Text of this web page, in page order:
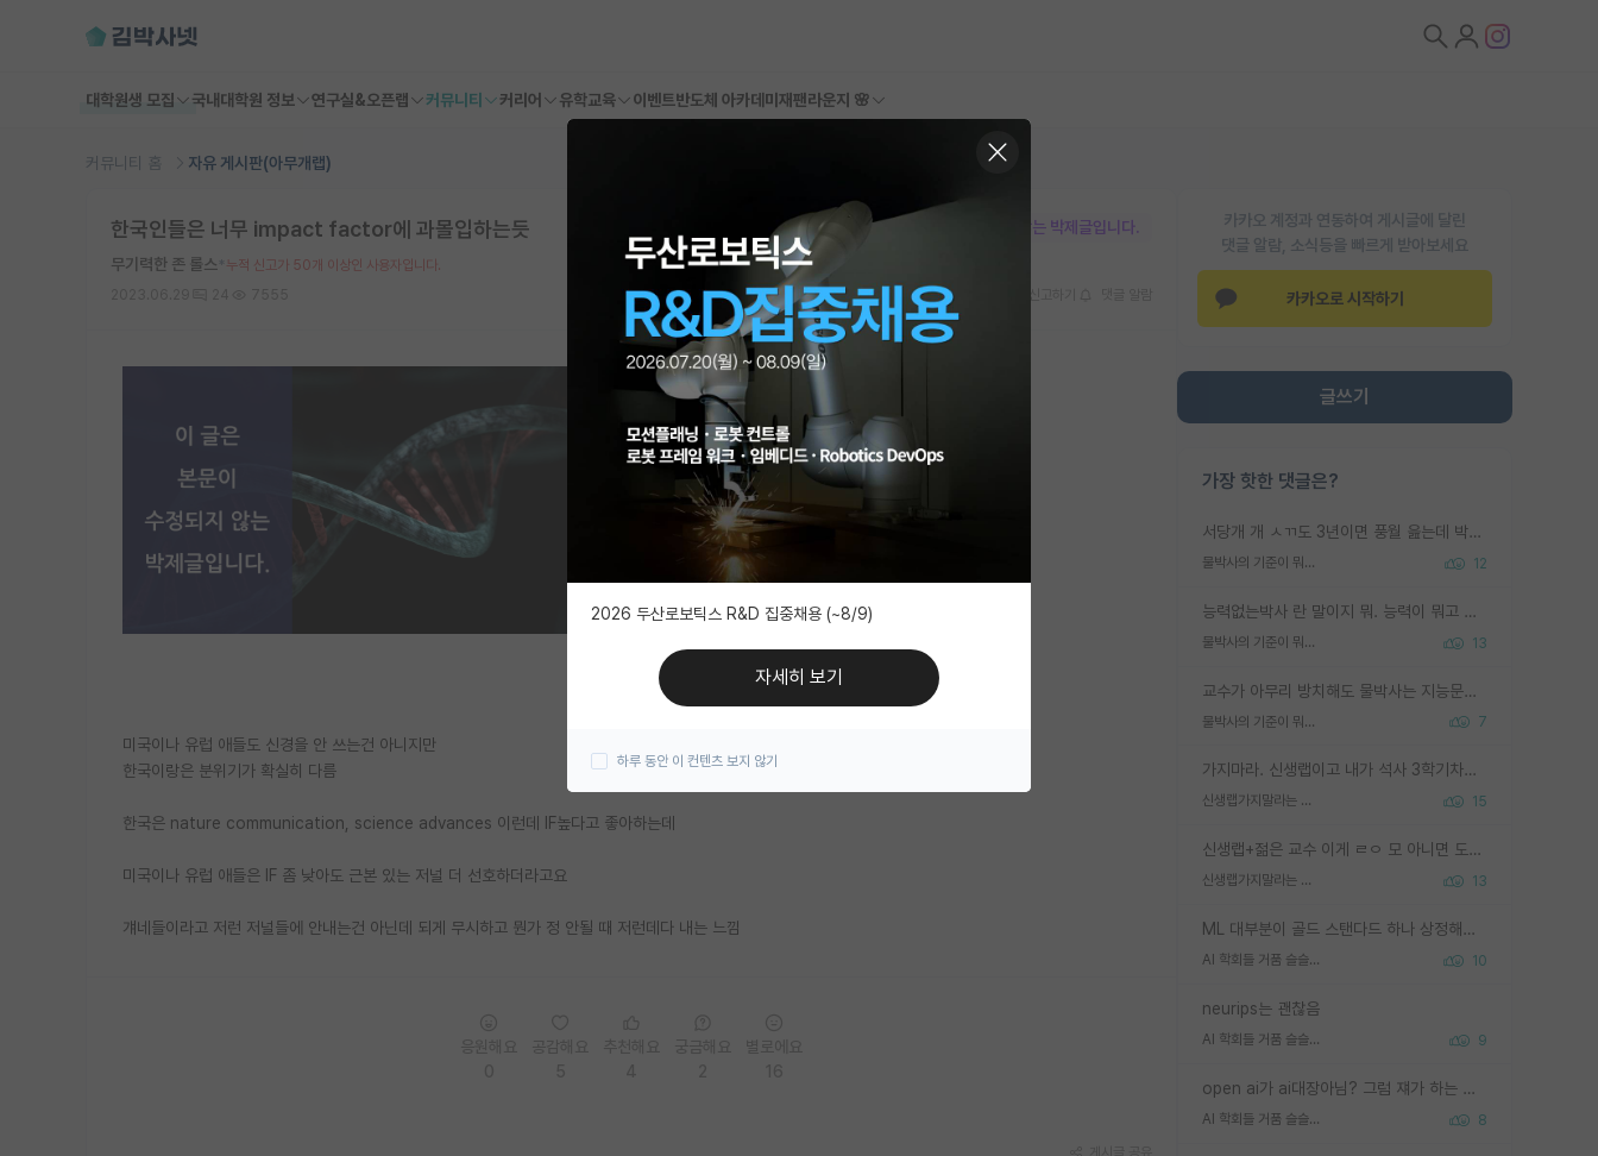
대학원생 모집 국내대학원 정보 연구실&오픈랩 커뮤니티 커리어 유학교육 이벤트반도체 아카데미 재팬라운지 🌸
커뮤니티 홈 자유 게시판(아무개랩)
카카오 계정과 연동하여 게시글에 달린
댓글 알람, 소식등을 빠르게 받아보세요
카카오로 시작하기
글쓰기
가장 핫한 댓글은?
서당개 개 ㅅㄲ도 3년이면 풍월 읊는데 박사 5년 이상 대리고 있으면서 물된건 교수 탓 맞는ㄱ게 거기가 서당이 아니란 소리임
물박사의 기준이 뭐임? 12
능력없는박사 란 말이지 뭐. 능력이 뭐고 능력이 있다는게 뭔지는 사람마다 기준이 다르니까 얘기해봐야 서로 자기 기준만 얘기해서 논쟁이 끝이 안나고. 주위에서 능력있고 야심있는 신입생이 교수가 유의미한 피드백을 아예 안주면서 제대로된 과제에 참여해볼 기회도 제공하지 않고 잡일 뺑뺑이만 돌려서 맨날 단순작업만 하면서 밤새다가 눈빛이 점점 죽어가는걸 본 사람은 물박사는 교수탓이라고 하고, 교수는 이것저것 알려도 주고 기회도 주고 사수 동기 붙여주면서 어떻게든 끌고가려고 하는데 본인이 매일 뺀질거리면서 출근 하는둥마는둥 하다가 기껏 와서도 폰이나 쳐다보다가 실험 망치고 저녁약속있어서 먼저 가볼게요~ 하는걸 본 사람은 물박사는 본인탓이라고 함.
물박사의 기준이 뭐임? 13
교수가 아무리 방치해도 물박사는 지능문제고 본인 의지 문제임. 만물 교수탓 하는 애들이 이상한거임.
물박사의 기준이 뭐임? 7
가지마라. 신생랩이고 내가 석사 3학기차인데 최고참인데 나도 아무것도 모르는데 교수가 후배들 왜 논문 교육 안시키냐. 논문 왜 안 써오냐 닦달한다
신생랩가지말라는 이유가 있었구나 15
신생랩+젊은 교수 이게 ㄹㅇ 모 아니면 도인듯.
신생랩가지말라는 이유가 있었구나 13
ML 대부분이 골드 스탠다드 하나 상정해놓고 (벤치마크 데이터셋이 여러 개면 여러 개 상정) 그거 얼마나 잘 맞추나 싸움임 가끔 번뜩이는 설계 철학을 보여주는 논문들도 있지만 대부분 그거 성적 얼마나 더 올리느라에 혈안이 되어 있는 측면이 잇음
AI 학회들 거품 슬슬 지적이 나오네요 10
neurips는 괜찮음
AI 학회들 거품 슬슬 지적이 나오네요 9
open ai가 ai대장아님? 그럼 쟤가 하는 말이 다 맞겠네
AI 학회들 거품 슬슬 지적이 나오네요 8
본문이 수정되지 않는 박제글입니다.
한국인들은 너무 impact factor에 과몰입하는듯
무기력한 존 롤스
누적 신고가 50개 이상인 사용자입니다.
미국이나 유럽 애들도 신경을 안 쓰는건 아니지만
한국이랑은 분위기가 확실히 다름
한국은 nature communication, science advances 이런데 IF높다고 좋아하는데
미국이나 유럽 애들은 IF 좀 낮아도 근본 있는 저널 더 선호하더라고요
걔네들이라고 저런 저널들에 안내는건 아닌데 되게 무시하고 뭔가 정 안될 때 저런데다 내는 느낌
2026 두산로보틱스 R&D 집중채용 (~8/9)
자세히 보기
하루 동안 이 컨텐츠 보지 않기